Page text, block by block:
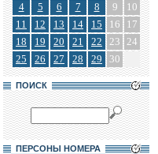
4
5 6 7 8 9
10
11
12 13 14 15 16
17
18
19 20 21 22 23 24
25
26 27 28 29 30
ПОИСК
ПЕРСОНЫ НОМЕРА